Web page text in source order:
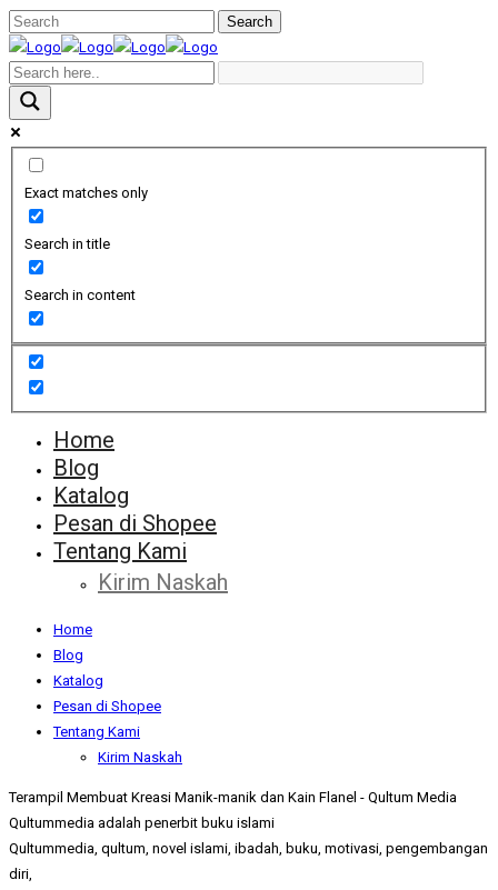
Exact matches only
Search in title
Search in content
Home
Blog
Katalog
Pesan di Shopee
Tentang Kami
Kirim Naskah
Home
Blog
Katalog
Pesan di Shopee
Tentang Kami
Kirim Naskah
Terampil Membuat Kreasi Manik-manik dan Kain Flanel - Qultum Media
Qultummedia adalah penerbit buku islami
Qultummedia, qultum, novel islami, ibadah, buku, motivasi, pengembangan
diri,